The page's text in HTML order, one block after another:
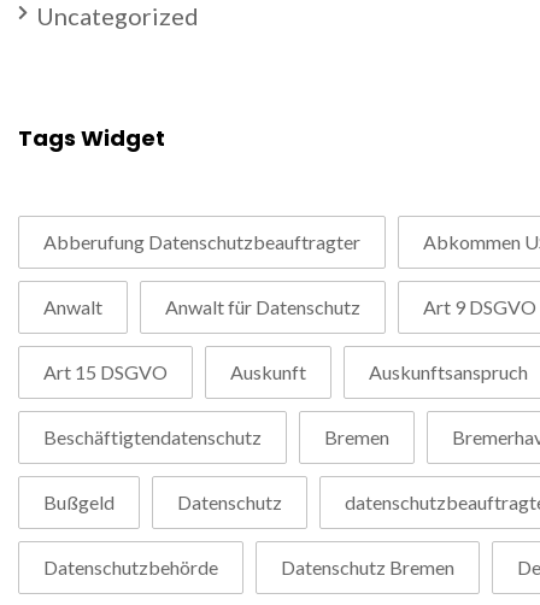
Uncategorized
Tags Widget
Abberufung Datenschutzbeauftragter Abkommen
Anwalt Anwalt für Datenschutz Art 9 DSGVO
Art 15 DSGVO Auskunft Auskunftsanspruch
Beschäftigtendatenschutz Bremen
Bußgeld Datenschutz
Datenschutzbehörde Datenschutz Bremen